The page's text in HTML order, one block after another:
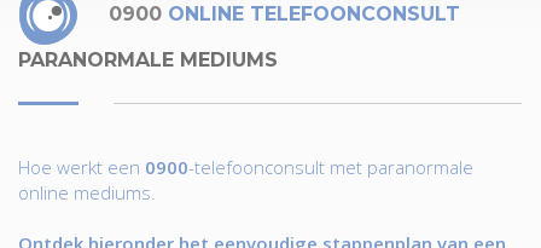
0900 ONLINE TELEFOONCONSULT
PARANORMALE MEDIUMS
Hoe werkt een 0900-telefoonconsult met paranormale
online mediums.
Ontdek hieronder het eenvoudige stappenplan van een